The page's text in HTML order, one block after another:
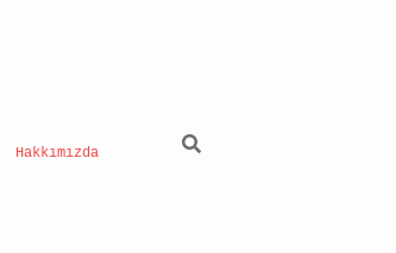
Hakkımızda